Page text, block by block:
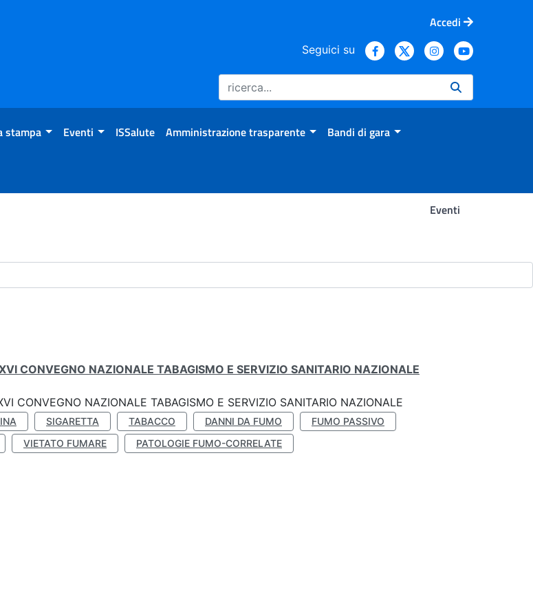
Accedi
Seguici su
stampa Eventi ISSalute Amministrazione trasparente Bandi di gara
Eventi
CONVEGNO NAZIONALE TABAGISMO E SERVIZIO SANITARIO NAZIONALE
CONVEGNO NAZIONALE TABAGISMO E SERVIZIO SANITARIO NAZIONALE
SIGARETTA TABACCO DANNI DA FUMO
FUMO PASSIVO
VIETATO FUMARE PATOLOGIE FUMO-CORRELATE